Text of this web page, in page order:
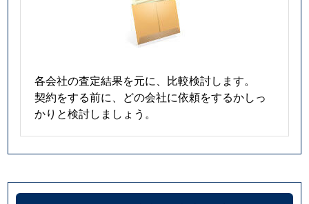
各会社の査定結果を元に、比較検討します。
契約をする前に、どの会社に依頼をするかしっ
かりと検討しましょう。